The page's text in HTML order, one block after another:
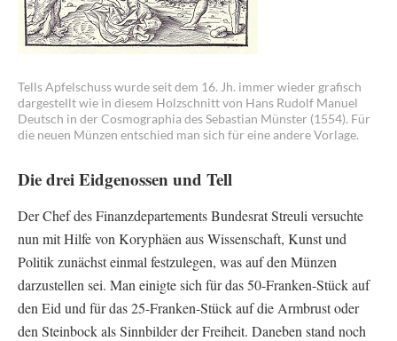
Tells Apfelschuss wurde seit dem 16. Jh. immer wieder grafisch
dargestellt wie in diesem Holzschnitt von Hans Rudolf Manuel
Deutsch in der Cosmographia des Sebastian Münster (1554). Für
die neuen Münzen entschied man sich für eine andere Vorlage.
Die drei Eidgenossen und Tell
Der Chef des Finanzdepartements Bundesrat Streuli versuchte
nun mit Hilfe von Koryphäen aus Wissenschaft, Kunst und
Politik zunächst einmal festzulegen, was auf den Münzen
darzustellen sei. Man einigte sich für das 50-Franken-Stück auf
den Eid und für das 25-Franken-Stück auf die Armbrust oder
den Steinbock als Sinnbilder der Freiheit. Daneben stand noch